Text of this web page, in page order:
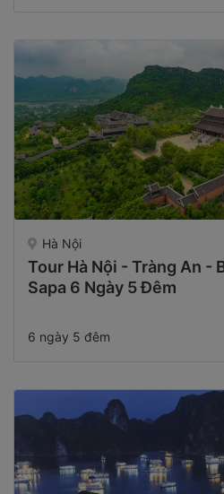
Hà Nội
Tour Hà Nội - Tràng An -
Sapa 6 Ngày 5 Đêm
6 ngày 5 đêm